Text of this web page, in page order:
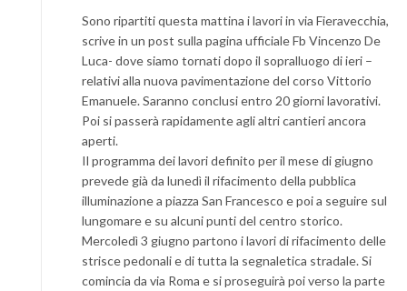
Sono ripartiti questa mattina i lavori in via Fieravecchia,
scrive in un post sulla pagina ufficiale Fb Vincenzo De
Luca- dove siamo tornati dopo il sopralluogo di ieri –
relativi alla nuova pavimentazione del corso Vittorio
Emanuele. Saranno conclusi entro 20 giorni lavorativi.
Poi si passerà rapidamente agli altri cantieri ancora
aperti.
Il programma dei lavori definito per il mese di giugno
prevede già da lunedì il rifacimento della pubblica
illuminazione a piazza San Francesco e poi a seguire sul
lungomare e su alcuni punti del centro storico.
Mercoledì 3 giugno partono i lavori di rifacimento delle
strisce pedonali e di tutta la segnaletica stradale. Si
comincia da via Roma e si proseguirà poi verso la parte